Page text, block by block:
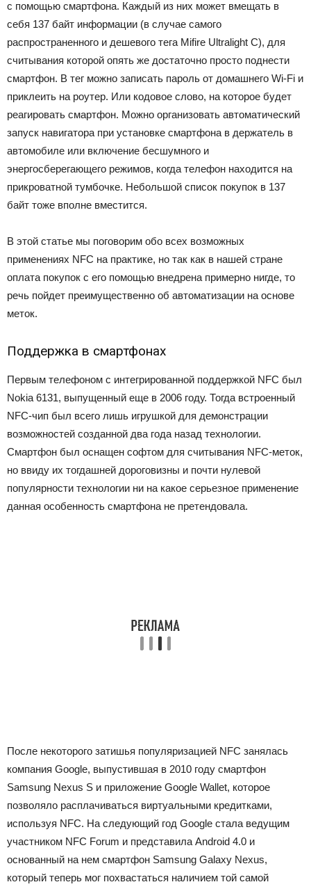
с помощью смартфона. Каждый из них может вмещать в
себя 137 байт информации (в случае самого
распространенного и дешевого тега Mifire Ultralight C), для
считывания которой опять же достаточно просто поднести
смартфон. В тег можно записать пароль от домашнего Wi-Fi и
приклеить на роутер. Или кодовое слово, на которое будет
реагировать смартфон. Можно организовать автоматический
запуск навигатора при установке смартфона в держатель в
автомобиле или включение бесшумного и
энергосберегающего режимов, когда телефон находится на
прикроватной тумбочке. Небольшой список покупок в 137
байт тоже вполне вместится.
В этой статье мы поговорим обо всех возможных
применениях NFC на практике, но так как в нашей стране
оплата покупок с его помощью внедрена примерно нигде, то
речь пойдет преимущественно об автоматизации на основе
меток.
Поддержка в смартфонах
Первым телефоном с интегрированной поддержкой NFC был
Nokia 6131, выпущенный еще в 2006 году. Тогда встроенный
NFC-чип был всего лишь игрушкой для демонстрации
возможностей созданной два года назад технологии.
Смартфон был оснащен софтом для считывания NFC-меток,
но ввиду их тогдашней дороговизны и почти нулевой
популярности технологии ни на какое серьезное применение
данная особенность смартфона не претендовала.
После некоторого затишья популяризацией NFC занялась
компания Google, выпустившая в 2010 году смартфон
Samsung Nexus S и приложение Google Wallet, которое
позволяло расплачиваться виртуальными кредитками,
используя NFC. На следующий год Google стала ведущим
участником NFC Forum и представила Android 4.0 и
основанный на нем смартфон Samsung Galaxy Nexus,
который теперь мог похвастаться наличием той самой